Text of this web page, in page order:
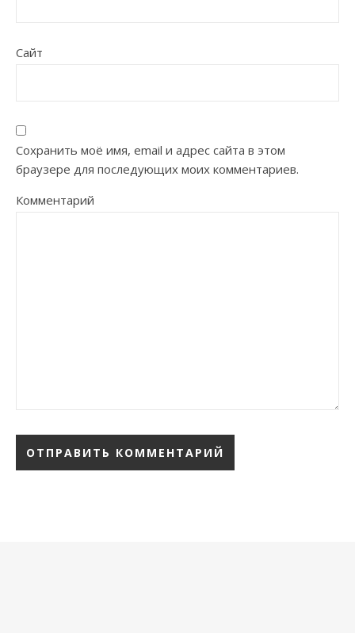
Сайт
Сохранить моё имя, email и адрес сайта в этом
браузере для последующих моих комментариев.
Комментарий